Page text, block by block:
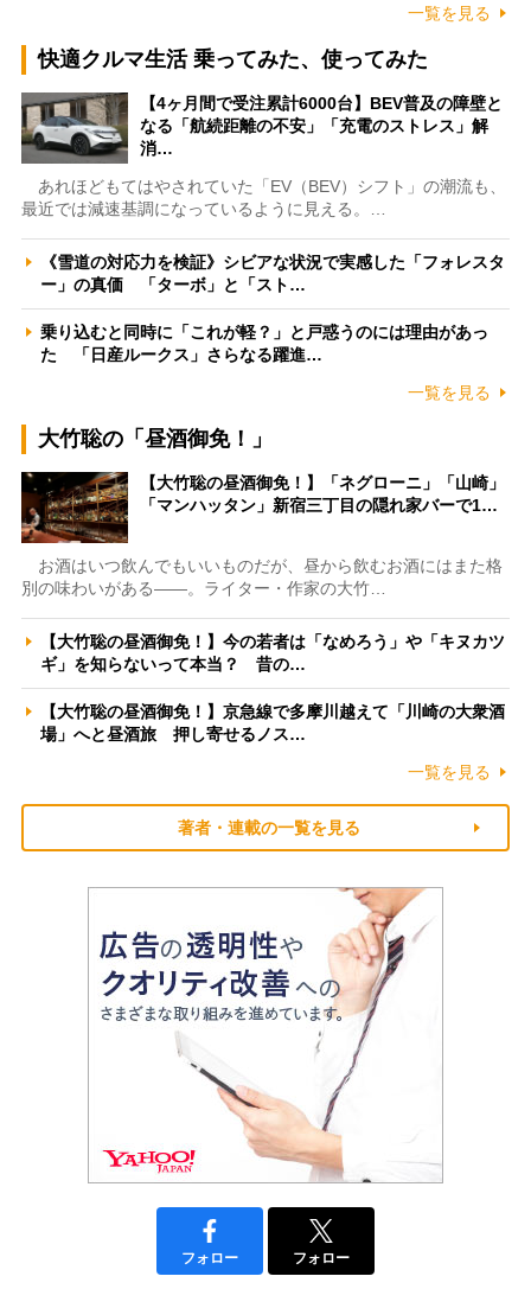
一覧を見る
快適クルマ生活 乗ってみた、使ってみた
【4ヶ月間で受注累計6000台】BEV普及の障壁と
なる「航続距離の不安」「充電のストレス」解
消…
あれほどもてはやされていた「EV（BEV）シフト」の潮流も、
最近では減速基調になっているように見える。…
《雪道の対応力を検証》シビアな状況で実感した「フォレスタ
ー」の真価 「ターボ」と「スト…
乗り込むと同時に「これが軽？」と戸惑うのには理由があっ
た 「日産ルークス」さらなる躍進…
一覧を見る
大竹聡の「昼酒御免！」
【大竹聡の昼酒御免！】「ネグローニ」「山崎」
「マンハッタン」新宿三丁目の隠れ家バーで1…
お酒はいつ飲んでもいいものだが、昼から飲むお酒にはまた格
別の味わいがある――。ライター・作家の大竹…
【大竹聡の昼酒御免！】今の若者は「なめろう」や「キヌカツ
ギ」を知らないって本当？ 昔の…
【大竹聡の昼酒御免！】京急線で多摩川越えて「川崎の大衆酒
場」へと昼酒旅 押し寄せるノス…
一覧を見る
著者・連載の一覧を見る
フォロー フォロー